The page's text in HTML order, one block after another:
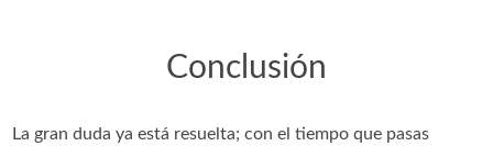
Conclusión
La gran duda ya está resuelta; con el tiempo que pasas